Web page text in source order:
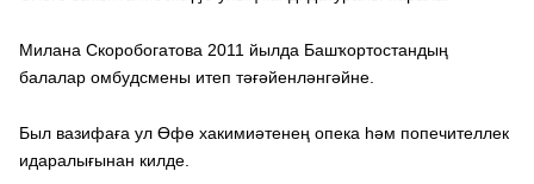
Милана Скоробогатова 2011 йылда Башҡортостандың
балалар омбудсмены итеп тәғәйенләнгәйне.
Был вазифаға ул Өфө хакимиәтенең опека һәм попечителлек
идаралығынан килде.